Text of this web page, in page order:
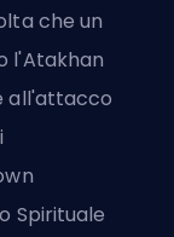
che un
l'Atakhan
all'attacco
Spirituale